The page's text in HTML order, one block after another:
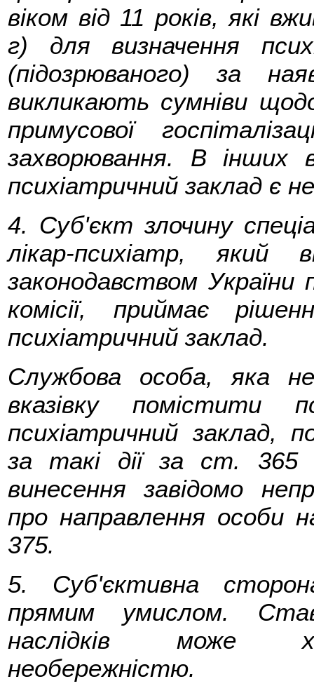
віком від 11 років, які
г) для визначення
(підозрюваного) за
викликають сумніви
примусової
захворювання. В інших
психіатричний заклад є
4. Суб'єкт злочину
лікар-психіатр, який
законодавством України
комісії, приймає
психіатричний заклад.
Службова особа, яка
вказівку помістити
психіатричний заклад,
за такі дії за ст. 365
винесення завідомо
про направлення особи
375.
5. Суб'єктивна
прямим умислом.
наслідків може
необережністю.